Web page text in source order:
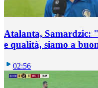
Atalanta, Samardzic:
e qualità, siamo a
02:56